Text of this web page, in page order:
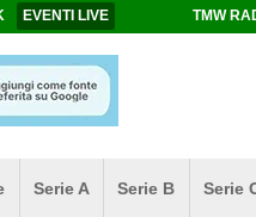
EVENTI LIVE TMW
Serie A Serie B Serie